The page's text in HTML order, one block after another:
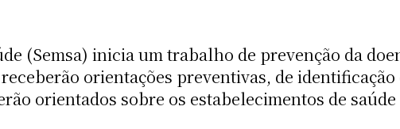
(Semsa) inicia um trabalho de prevenção da
orientações preventivas, de identificação
orientados sobre os estabelecimentos de saúde